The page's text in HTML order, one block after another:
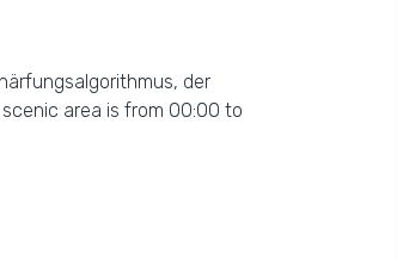
der
area is from 00:00 to